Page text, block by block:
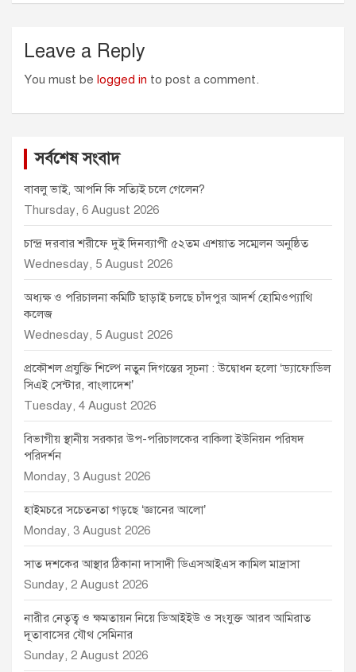
Leave a Reply
You must be logged in to post a comment.
সর্বশেষ সংবাদ
বাবলু ভাই, আপনি কি সত্যিই চলে গেলেন?
Thursday, 6 August 2026
চান্দ্র দরবার শরীফে দুই দিনব্যাপী ৫২তম এশয়াত সম্মেলন অনুষ্ঠিত
Wednesday, 5 August 2026
অধ্যক্ষ ও পরিচালনা কমিটি ছাড়াই চলছে চাঁদপুর আদর্শ হোমিওপ্যাথি
কলেজ
Wednesday, 5 August 2026
প্রকৌশল প্রযুক্তি শিল্পে নতুন দিগন্তের সূচনা : উদ্বোধন হলো ‘ড্যাফোডিল
সিএই সেন্টার, বাংলাদেশ’
Tuesday, 4 August 2026
বিভাগীয় স্থানীয় সরকার উপ-পরিচালকের বাকিলা ইউনিয়ন পরিষদ
পরিদর্শন
Monday, 3 August 2026
হাইমচরে সচেতনতা গড়ছে ‘জ্ঞানের আলো’
Monday, 3 August 2026
সাত দশকের আস্থার ঠিকানা দাসাদী ডিএসআইএস কামিল মাদ্রাসা
Sunday, 2 August 2026
নারীর নেতৃত্ব ও ক্ষমতায়ন নিয়ে ডিআইইউ ও সংযুক্ত আরব আমিরাত
দূতাবাসের যৌথ সেমিনার
Sunday, 2 August 2026